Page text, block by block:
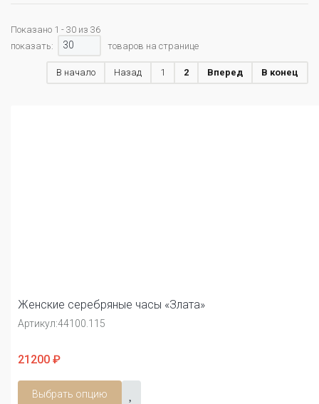
Показано 1 - 30 из 36
показать:
30 товаров на странице
В начало Назад 1 2 Вперед В конец
Женские серебряные часы «Злата»
Артикул:44100.115
21200 ₽
Выбрать опцию